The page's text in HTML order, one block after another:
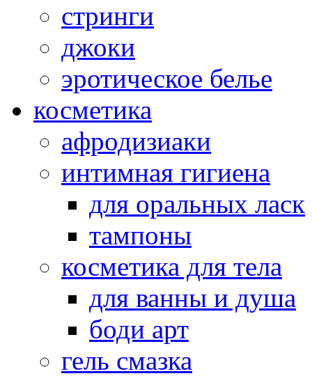
стринги
джоки
эротическое белье
косметика
афродизиаки
интимная гигиена
для оральных ласк
тампоны
косметика для тела
для ванны и душа
боди арт
гель смазка